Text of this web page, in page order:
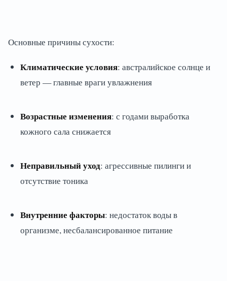
Основные причины сухости:
Климатические условия: австралийское солнце и
ветер — главные враги увлажнения
Возрастные изменения: с годами выработка
кожного сала снижается
Неправильный уход: агрессивные пилинги и
отсутствие тоника
Внутренние факторы: недостаток воды в
организме, несбалансированное питание